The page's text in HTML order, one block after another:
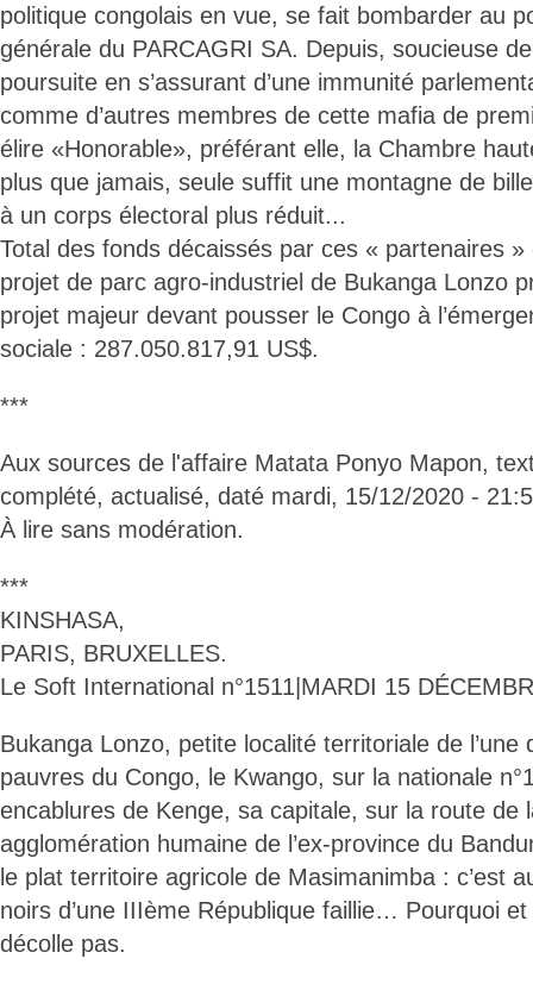
politique congolais en vue, se fait bombarder au
générale du PARCAGRI SA. Depuis, soucieuse
poursuite en s’assurant d’une immunité
comme d’autres membres de cette mafia de
élire «Honorable», préférant elle, la Chambre
plus que jamais, seule suffit une montagne de
à un corps électoral plus réduit...
Total des fonds décaissés par ces « partenaires »
projet de parc agro-industriel de Bukanga Lonzo
projet majeur devant pousser le Congo à
sociale : 287.050.817,91 US$.
***
Aux sources de l'affaire Matata Ponyo Mapon,
complété, actualisé, daté mardi, 15/12/2020 -
À lire sans modération.
***
KINSHASA,
PARIS, BRUXELLES.
Le Soft International n°1511|MARDI 15
Bukanga Lonzo, petite localité territoriale de l’une
pauvres du Congo, le Kwango, sur la nationale
encablures de Kenge, sa capitale, sur la route de
agglomération humaine de l’ex-province du
le plat territoire agricole de Masimanimba : c’est
noirs d’une IIIème République faillie… Pourquoi
décolle pas.